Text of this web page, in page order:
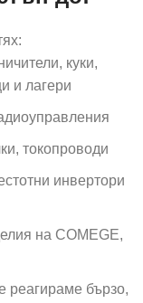
куки,
и лагери
токопроводи
инвертори
на COMEGE,
реагираме бързо,